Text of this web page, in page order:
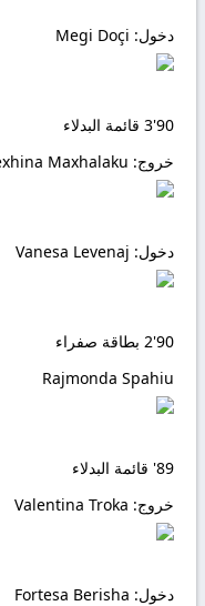
دخول:
90'
3 قائمة البدلاء
خروج:
دخول:
90'
2 بطاقة صفراء
Rajmonda Spahiu
89' قائمة البدلاء
خروج:
دخول: